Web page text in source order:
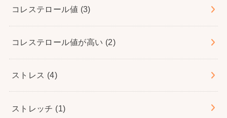
コレステロール値 (3)
コレステロール値が高い (2)
ストレス (4)
ストレッチ (1)